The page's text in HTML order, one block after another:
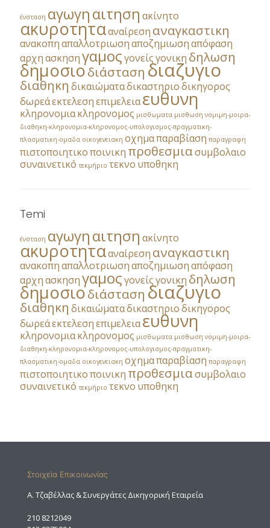
ένσταση αγωγηαιτηση ακίνητο
ακυροτητααναίρεση αναγκαστικη
ανακοπηαπαλλοτριωσηαποζημιωσηαπόφαση
αρχηασκησηγαμοςγονείςγονικη δηλωση
δημοσιοδιάσταση διαζυγιο
διαθηκη δικαιώματαδικαστηριοδικηγορος
δωρεάεκτελεσηεπιμελειαευθυνη
κληρονομιακληρονομος μισθωματα μισθωση νομιμη-μοιρα-
διαθηκη-κληρονομια-κληρονομος-υπολογισμος-πραγματικη-
πλασματικη-ομαδα οικογενειακη οχημαπαραβίαση παραγραφη
πιστοποιητικοποινικη προθεσμιασυμβολαιο
συναινετικό τεκμήριο τεκνο υποθηκη
Temi
ένσταση αγωγηαιτηση ακίνητο
ακυροτητααναίρεση αναγκαστικη
ανακοπηαπαλλοτριωσηαποζημιωσηαπόφαση
αρχηασκησηγαμοςγονείςγονικη δηλωση
δημοσιοδιάσταση διαζυγιο
διαθηκη δικαιώματαδικαστηριοδικηγορος
δωρεάεκτελεσηεπιμελειαευθυνη
κληρονομιακληρονομος μισθωματα μισθωση νομιμη-μοιρα-
διαθηκη-κληρονομια-κληρονομος-υπολογισμος-πραγματικη-
πλασματικη-ομαδα οικογενειακη οχημαπαραβίαση παραγραφη
πιστοποιητικοποινικη προθεσμιασυμβολαιο
συναινετικό τεκμήριο τεκνο υποθηκη
Στοιχεία Επικοινωνίας
A. Τζαβέλλας & Συνεργάτες Δικηγορική Εταιρεία
210 8212049